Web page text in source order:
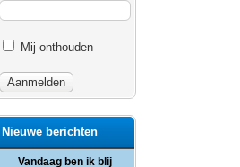
Mij onthouden
Nieuwe berichten
Vandaag ben ik blij